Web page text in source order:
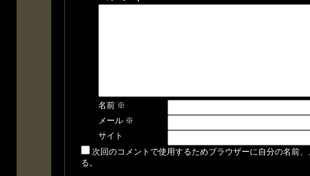
名前 ※
メール ※
サイト
次回のコメントで使用するためブラウザーに自分の名前
る。